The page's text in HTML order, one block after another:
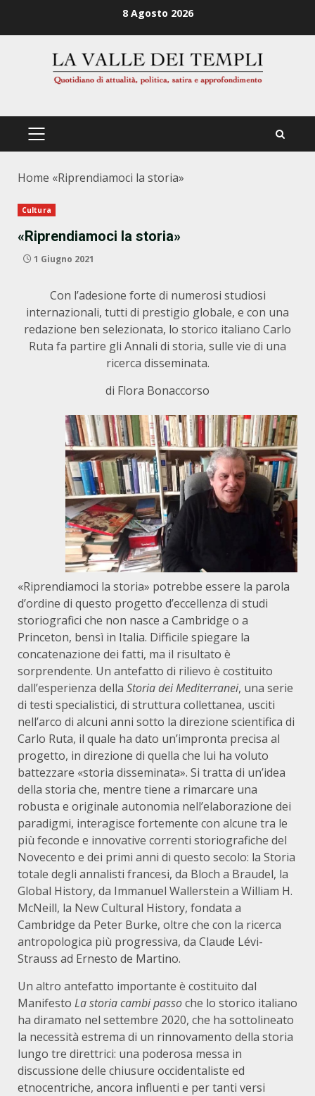
8 Agosto 2026
PRIMÄRES
Home «Riprendiamoci la storia»
Cultura
«Riprendiamoci la storia»
1 Giugno 2021
Con l’adesione forte di numerosi studiosi
internazionali, tutti di prestigio globale, e con una
redazione ben selezionata, lo storico italiano Carlo
Ruta fa partire gli Annali di storia, sulle vie di una
ricerca disseminata.
di Flora Bonaccorso
«Riprendiamoci la storia» potrebbe essere la parola
d’ordine di questo progetto d’eccellenza di studi
storiografici che non nasce a Cambridge o a
Princeton, bensì in Italia. Difficile spiegare la
concatenazione dei fatti, ma il risultato è
sorprendente. Un antefatto di rilievo è costituito
dall’esperienza della Storia dei Mediterranei, una serie
di testi specialistici, di struttura collettanea, usciti
nell’arco di alcuni anni sotto la direzione scientifica di
Carlo Ruta, il quale ha dato un’impronta precisa al
progetto, in direzione di quella che lui ha voluto
battezzare «storia disseminata». Si tratta di un’idea
della storia che, mentre tiene a rimarcare una
robusta e originale autonomia nell’elaborazione dei
paradigmi, interagisce fortemente con alcune tra le
più feconde e innovative correnti storiografiche del
Novecento e dei primi anni di questo secolo: la Storia
totale degli annalisti francesi, da Bloch a Braudel, la
Global History, da Immanuel Wallerstein a William H.
McNeill, la New Cultural History, fondata a
Cambridge da Peter Burke, oltre che con la ricerca
antropologica più progressiva, da Claude Lévi-
Strauss ad Ernesto de Martino.
Un altro antefatto importante è costituito dal
Manifesto La storia cambi passoche lo storico italiano
ha diramato nel settembre 2020, che ha sottolineato
la necessità estrema di un rinnovamento della storia
lungo tre direttrici: una poderosa messa in
discussione delle chiusure occidentaliste ed
etnocentriche, ancora influenti e per tanti versi